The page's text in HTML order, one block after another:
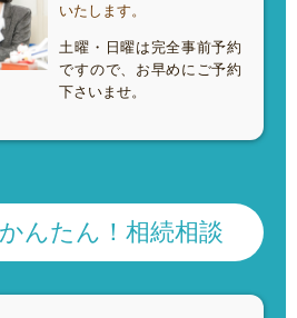
いたします。
土曜・日曜は完全事前予約
ですので、お早めにご予約
下さいませ。
んたん！相続相談